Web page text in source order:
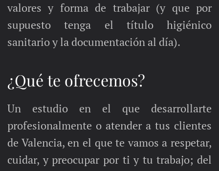
valores y forma de trabajar (y que por
supuesto tenga el título higiénico
sanitario y la documentación al día).
¿Qué te ofrecemos?
Un estudio en el que desarrollarte
profesionalmente o atender a tus clientes
de Valencia, en el que te vamos a respetar,
cuidar, y preocupar por ti y tu trabajo; del